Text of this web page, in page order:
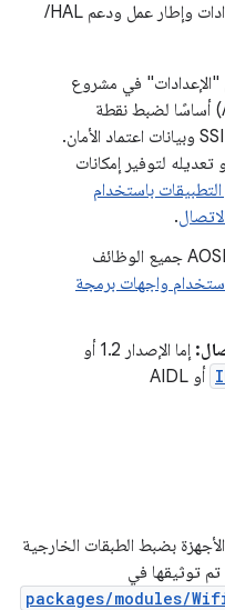
يجب أن يوفّر مصنّعو الأجهزة تطبيق إعدادات وإطار عمل ودعم HAL/
"الإعدادات" في مشروع
Android مفتوح المصدر (AOSP) أساسًا لضبط نقطة
اتصال متصلة باستخدام معرّف SSID وبيانات اعتماد الأمان.
لتوفير إمكانات
باستخدام
.
يتيح رمز إطار عمل AOSP جميع الوظائف
واجهات برمجة
إما الإصدار 1.2 أو
أو AIDL
بضبط الطبقات الخارجية
تم توثيقها في
packages/modules/